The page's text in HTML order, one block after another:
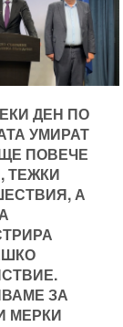
ДЕН ПО
УМИРАТ
ПОВЕЧЕ
ТЕЖКИ
А
ЗА
МЕРКИ